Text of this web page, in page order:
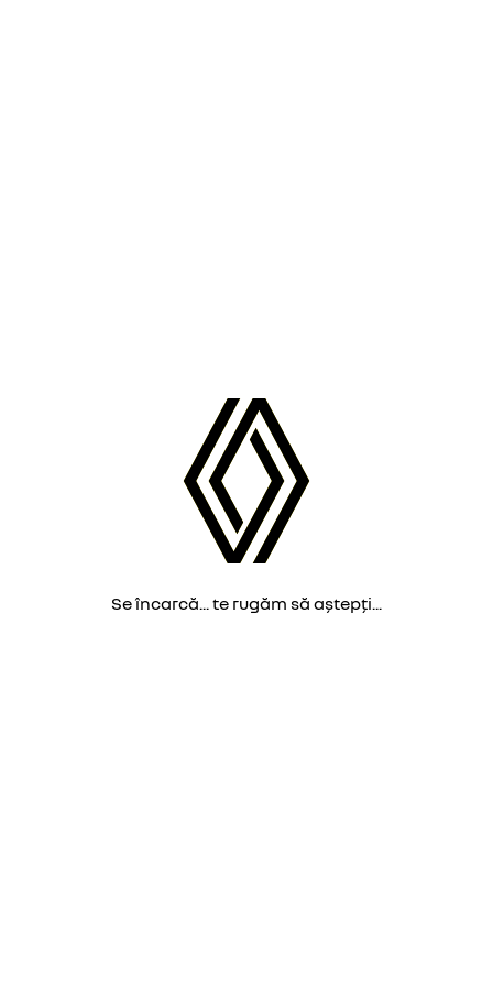
Se încarcă... te rugăm să aștepți...